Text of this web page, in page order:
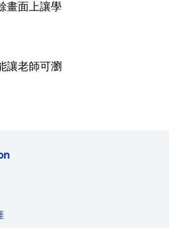
畫面上讓學
讓老師可瀏